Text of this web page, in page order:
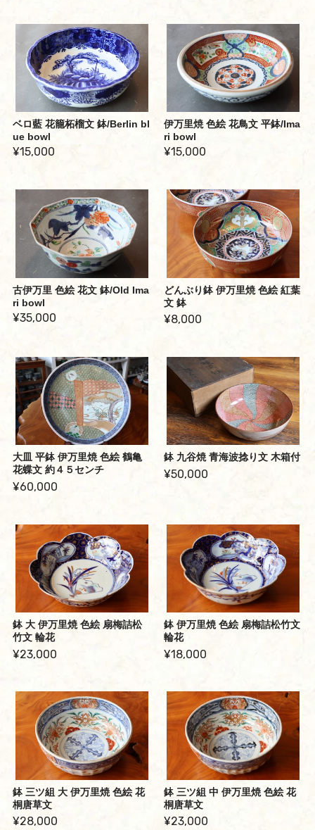
ベロ藍 花籠柘榴文 鉢/Berlin bl
ue bowl
¥15,000
伊万里焼 色絵 花鳥文 平鉢/Ima
ri bowl
¥15,000
古伊万里 色絵 花文 鉢/Old Ima
ri bowl
¥35,000
どんぶり鉢 伊万里焼 色絵 紅葉
文 鉢
¥8,000
大皿 平鉢 伊万里焼 色絵 鶴亀
花蝶文 約４５センチ
¥60,000
鉢 九谷焼 青海波捻り文 木箱付
¥50,000
鉢 大 伊万里焼 色絵 扇梅詰松
竹文 輪花
¥23,000
鉢 伊万里焼 色絵 扇梅詰松竹文
輪花
¥18,000
鉢 三ツ組 大 伊万里焼 色絵 花
桐唐草文
¥28,000
鉢 三ツ組 中 伊万里焼 色絵 花
桐唐草文
¥23,000